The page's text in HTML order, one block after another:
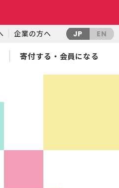
企業の方へ JP EN
寄付する・会員になる